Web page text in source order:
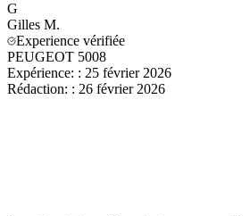
G
Gilles M.
Experience vérifiée
PEUGEOT 5008
Expérience: : 25 février 2026
Rédaction: : 26 février 2026